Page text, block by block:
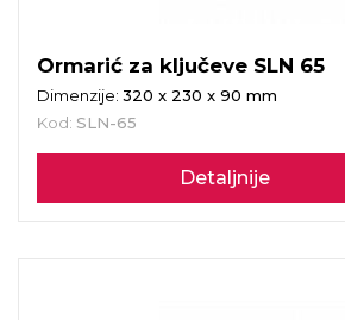
Ormarić za ključeve SLN 65
Dimenzije: 320 x 230 x 90 mm
Kod: SLN-65
Detaljnije